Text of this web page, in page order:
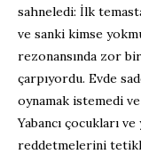
sahneledi: İlk
ve sanki kimse
rezonansında zor
çarpıyordu. Evde
oynamak istemedi
Yabancı çocukları
reddetmelerini